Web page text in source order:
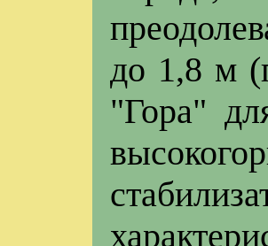
до 1,8 м
"Гора"